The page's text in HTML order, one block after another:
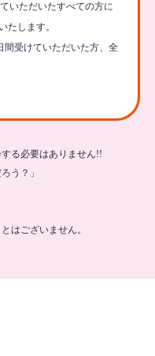
いただいたすべての方に
たします。
間受けていただいた方、全
る必要はありません!!
う？」
はございません。